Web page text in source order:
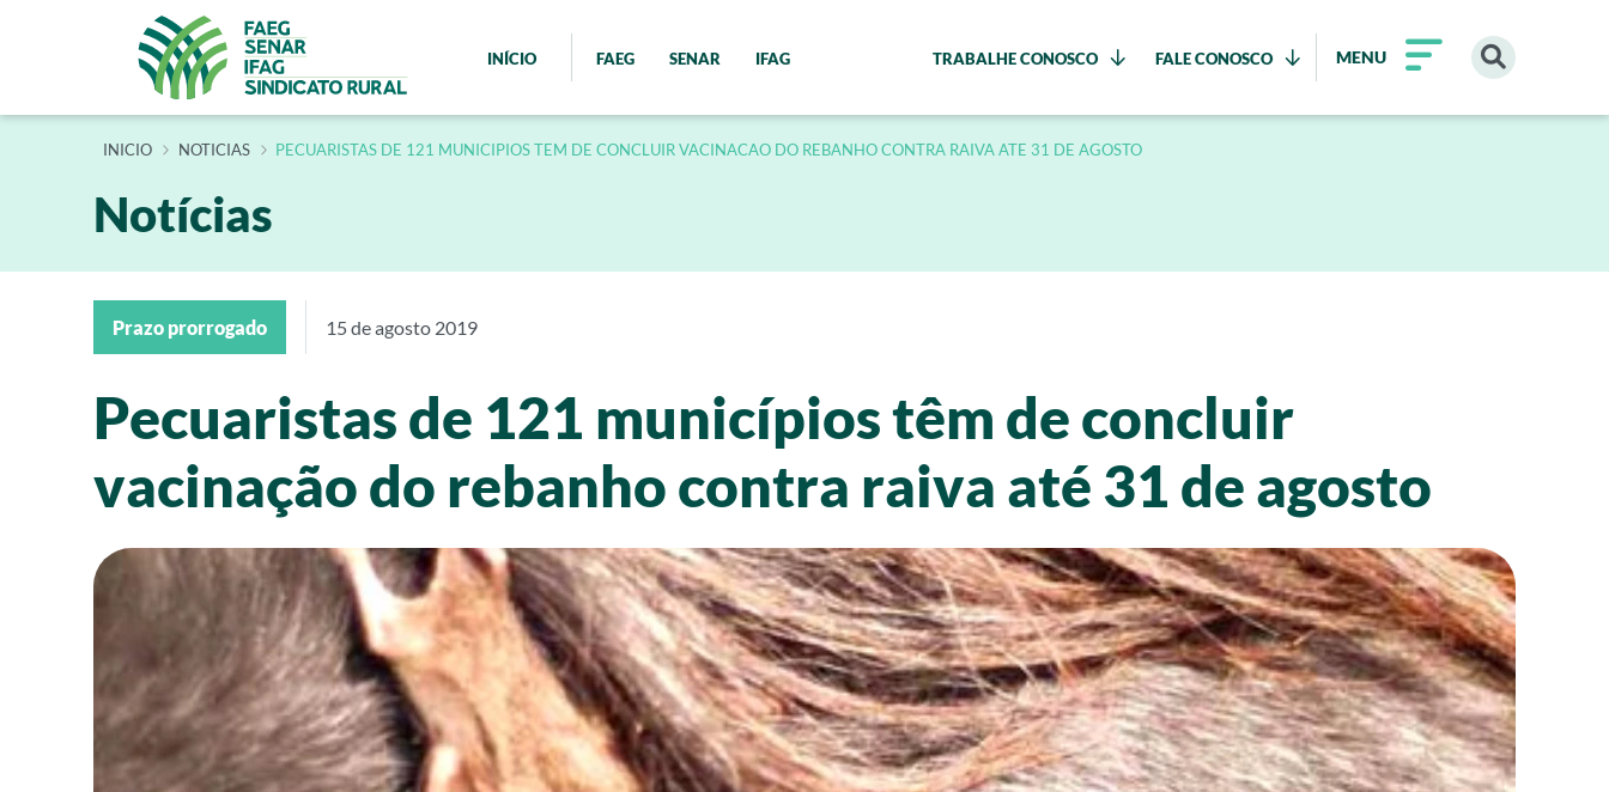
INÍCIO FAEG SENAR IFAG TRABALHE CONOSCO FALE CONOSCO MENU
INÍCIO NOTICIAS PECUARISTAS DE 121 MUNICIPIOS TEM DE CONCLUIR VACINACAO DO REBANHO CONTRA RAIVA ATE 31 DE AGOSTO
Notícias
Prazo prorrogado 15 de agosto 2019
Pecuaristas de 121 municípios têm de concluir
vacinação do rebanho contra raiva até 31 de agosto